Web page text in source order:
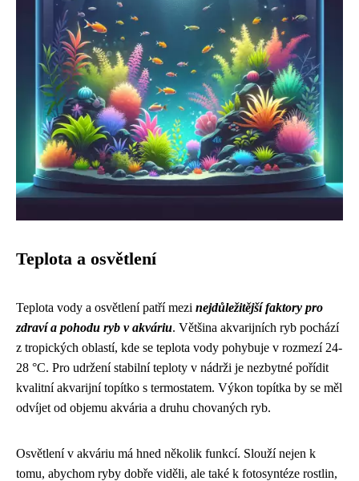
Teplota a osvětlení
Teplota vody a osvětlení patří mezi nejdůležitější faktory pro
zdraví a pohodu ryb v akváriu. Většina akvarijních ryb pochází
z tropických oblastí, kde se teplota vody pohybuje v rozmezí 24-
28 °C. Pro udržení stabilní teploty v nádrži je nezbytné pořídit
kvalitní akvarijní topítko s termostatem. Výkon topítka by se měl
odvíjet od objemu akvária a druhu chovaných ryb.
Osvětlení v akváriu má hned několik funkcí. Slouží nejen k
tomu, abychom ryby dobře viděli, ale také k fotosyntéze rostlin,